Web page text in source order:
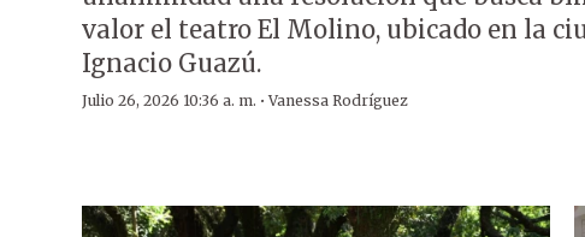
valor el teatro El Molino, ubicado en la
Ignacio Guazú.
Julio 26, 2026 10:36 a. m. ·Vanessa Rodríguez